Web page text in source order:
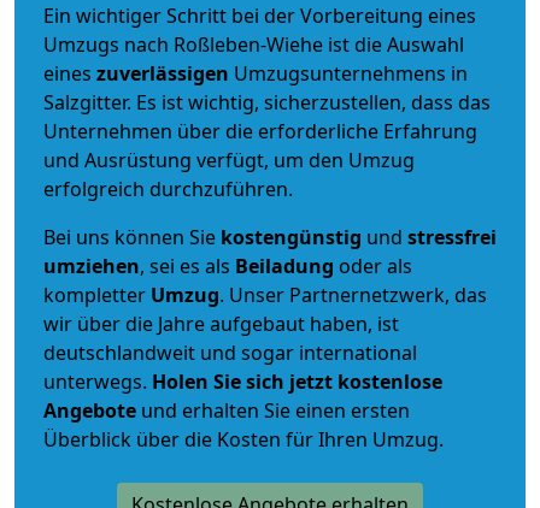
Ein wichtiger Schritt bei der Vorbereitung eines
Umzugs nach Roßleben-Wiehe ist die Auswahl
eines zuverlässigen Umzugsunternehmens in
Salzgitter. Es ist wichtig, sicherzustellen, dass das
Unternehmen über die erforderliche Erfahrung
und Ausrüstung verfügt, um den Umzug
erfolgreich durchzuführen.
Bei uns können Sie kostengünstig und stressfrei
umziehen, sei es als Beiladung oder als
kompletter Umzug. Unser Partnernetzwerk, das
wir über die Jahre aufgebaut haben, ist
deutschlandweit und sogar international
unterwegs. Holen Sie sich jetzt kostenlose
Angebote und erhalten Sie einen ersten
Überblick über die Kosten für Ihren Umzug.